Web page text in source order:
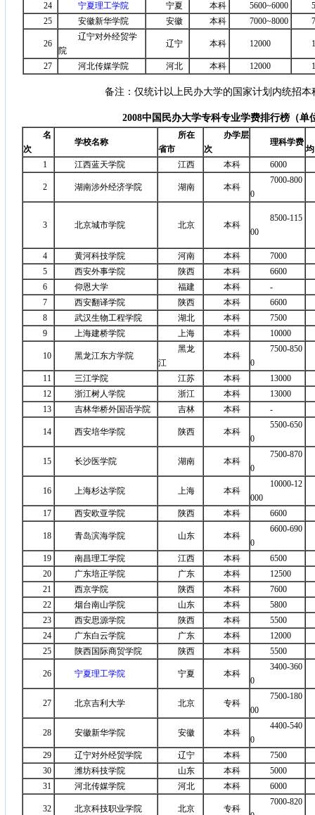
24 宁夏理工学院 宁夏 本科 5600~6000
25
安徽新华学院 安徽 本科 7000~8000
26
辽宁对外经贸学
院
辽宁 本科 12000
27 河北传媒学院 河北 本科 12000
备注：仅统计以上民办大学的国家计划内统招
2008中国民办大学专科专业学费排行榜（单
名
次
学校名称
所在
省市
办学层
次
理科学费
均
1
江西蓝天学院 江西 本科 6000
2 湖南涉外经济学院 湖南 本科
7000-800
0
3 北京城市学院 北京 本科
8500-115
00
4 黄河科技学院 河南 本科
7000
5
西安外事学院 陕西 本科
6600
6
仰恩大学 福建 本科
-
7
西安翻译学院 陕西 本科
6600
8
武汉生物工程学院 湖北 本科
7500
9
上海建桥学院 上海 本科 10000
10 黑龙江东方学院
黑龙
江
本科
7500-850
0
11
三江学院 江苏 本科
13000
12
浙江树人学院 浙江 本科
13000
13
吉林华桥外国语学院 吉林 本科 -
14 西安培华学院 陕西 本科
5500-650
0
15 长沙医学院 湖南 本科
7500-870
0
16 上海杉达学院 上海 本科
10000-12
000
17
西安欧亚学院 陕西 本科 6600
18 青岛滨海学院 山东 本科
6600-690
0
19
南昌理工学院 江西 本科
6500
20
广东培正学院 广东 本科
12500
21
西京学院 陕西 本科
7600
22
烟台南山学院 山东 本科
5800
23
西安思源学院 陕西 本科
5500
24
广东白云学院 广东 本科
12000
25
陕西国际商贸学院 陕西 本科 5500
26 宁夏理工学院 宁夏 本科
3400-360
0
27 北京吉利大学 北京 专科
7500-180
00
28 安徽新华学院 安徽 本科
4400-540
0
29
辽宁对外经贸学院 辽宁 本科
7500
30
潍坊科技学院 山东 本科
5000
31
河北传媒学院 河北 本科 6000
32 北京科技职业学院 北京 专科
7000-820